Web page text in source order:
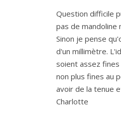
Question difficile
pas de mandoline
Sinon je pense
d'un millimètre.
soient assez
non plus fines au
avoir de la tenue
Charlotte